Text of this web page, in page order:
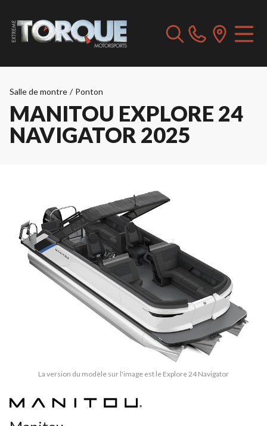
Salle de montre / Ponton
MANITOU EXPLORE 24
NAVIGATOR 2025
La version du modèle sur l'image est le Explore 24 Navigator